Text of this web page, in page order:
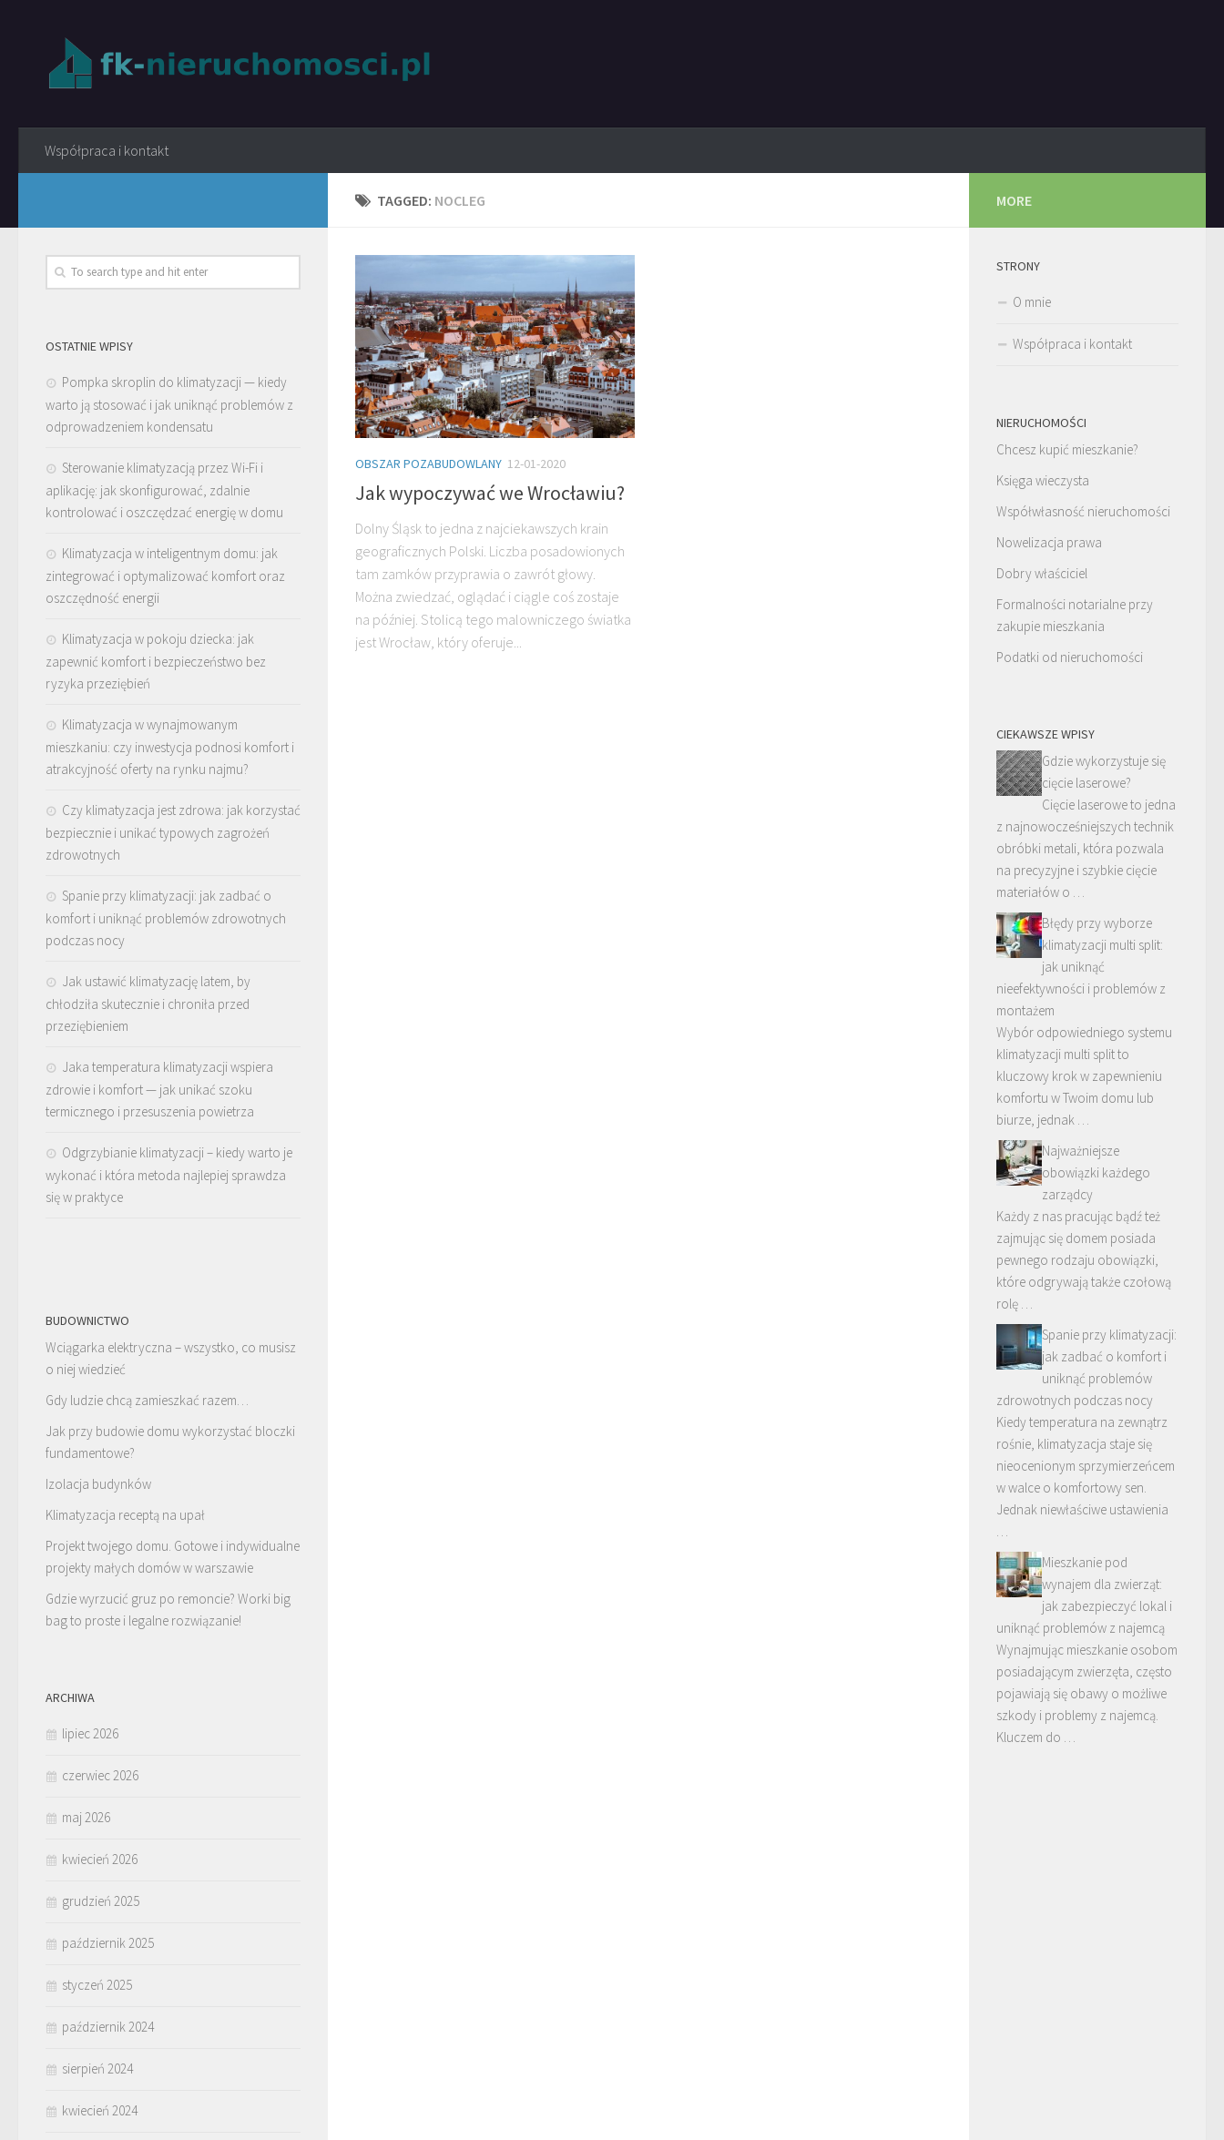
Współpraca i kontakt
TAGGED: NOCLEG
OBSZAR POZABUDOWLANY 12-01-2020
Jak wypoczywać we Wrocławiu?
Dolny Śląsk to jedna z najciekawszych krain
geograficznych Polski. Liczba posadowionych
tam zamków przyprawia o zawrót głowy.
Można zwiedzać, oglądać i ciągle coś zostaje
na później. Stolicą tego malowniczego światka
jest Wrocław, który oferuje...
OSTATNIE WPISY
Pompka skroplin do klimatyzacji — kiedy
warto ją stosować i jak uniknąć problemów z
odprowadzeniem kondensatu
Sterowanie klimatyzacją przez Wi-Fi i
aplikację: jak skonfigurować, zdalnie
kontrolować i oszczędzać energię w domu
Klimatyzacja w inteligentnym domu: jak
zintegrować i optymalizować komfort oraz
oszczędność energii
Klimatyzacja w pokoju dziecka: jak
zapewnić komfort i bezpieczeństwo bez
ryzyka przeziębień
Klimatyzacja w wynajmowanym
mieszkaniu: czy inwestycja podnosi komfort i
atrakcyjność oferty na rynku najmu?
Czy klimatyzacja jest zdrowa: jak korzystać
bezpiecznie i unikać typowych zagrożeń
zdrowotnych
Spanie przy klimatyzacji: jak zadbać o
komfort i uniknąć problemów zdrowotnych
podczas nocy
Jak ustawić klimatyzację latem, by
chłodziła skutecznie i chroniła przed
przeziębieniem
Jaka temperatura klimatyzacji wspiera
zdrowie i komfort — jak unikać szoku
termicznego i przesuszenia powietrza
Odgrzybianie klimatyzacji – kiedy warto je
wykonać i która metoda najlepiej sprawdza
się w praktyce
BUDOWNICTWO
Wciągarka elektryczna – wszystko, co musisz
o niej wiedzieć
Gdy ludzie chcą zamieszkać razem…
Jak przy budowie domu wykorzystać bloczki
fundamentowe?
Izolacja budynków
Klimatyzacja receptą na upał
Projekt twojego domu. Gotowe i indywidualne
projekty małych domów w warszawie
Gdzie wyrzucić gruz po remoncie? Worki big
bag to proste i legalne rozwiązanie!
ARCHIWA
lipiec 2026
czerwiec 2026
maj 2026
kwiecień 2026
grudzień 2025
październik 2025
styczeń 2025
październik 2024
sierpień 2024
kwiecień 2024
MORE
STRONY
O mnie
Współpraca i kontakt
NIERUCHOMOŚCI
Chcesz kupić mieszkanie?
Księga wieczysta
Współwłasność nieruchomości
Nowelizacja prawa
Dobry właściciel
Formalności notarialne przy
zakupie mieszkania
Podatki od nieruchomości
CIEKAWSZE WPISY
Gdzie wykorzystuje się
cięcie laserowe?
Cięcie laserowe to jedna
z najnowocześniejszych technik
obróbki metali, która pozwala
na precyzyjne i szybkie cięcie
materiałów o …
Błędy przy wyborze
klimatyzacji multi split:
jak uniknąć
nieefektywności i problemów z
montażem
Wybór odpowiedniego systemu
klimatyzacji multi split to
kluczowy krok w zapewnieniu
komfortu w Twoim domu lub
biurze, jednak …
Najważniejsze
obowiązki każdego
zarządcy
Każdy z nas pracując bądź też
zajmując się domem posiada
pewnego rodzaju obowiązki,
które odgrywają także czołową
rolę …
Spanie przy klimatyzacji:
jak zadbać o komfort i
uniknąć problemów
zdrowotnych podczas nocy
Kiedy temperatura na zewnątrz
rośnie, klimatyzacja staje się
nieocenionym sprzymierzeńcem
w walce o komfortowy sen.
Jednak niewłaściwe ustawienia
…
Mieszkanie pod
wynajem dla zwierząt:
jak zabezpieczyć lokal i
uniknąć problemów z najemcą
Wynajmując mieszkanie osobom
posiadającym zwierzęta, często
pojawiają się obawy o możliwe
szkody i problemy z najemcą.
Kluczem do …